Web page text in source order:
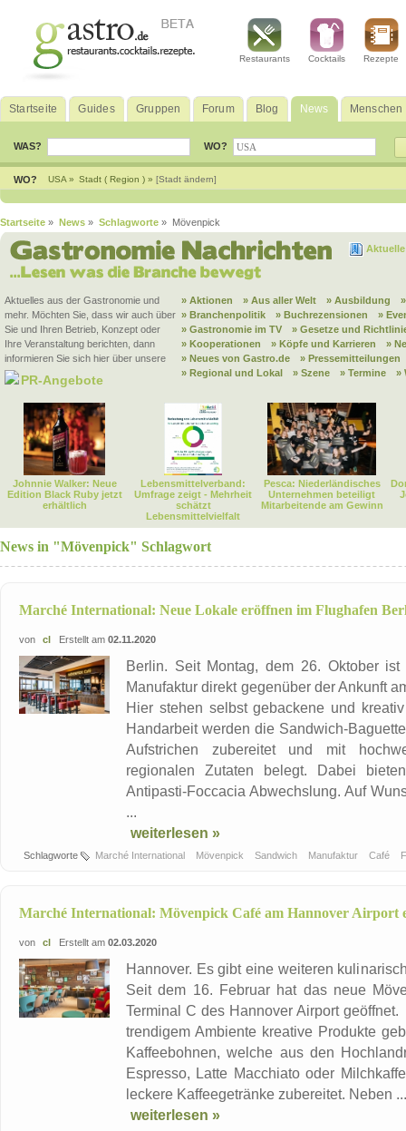
Restaurants Cocktails Rezepte
Startseite Guides Gruppen Forum Blog News Menschen
WAS? WO?
WO? USA » Stadt ( Region ) » [Stadt ändern]
Startseite » News » Schlagworte » Mövenpick
Aktuelles aus der Gastronomie und
mehr. Möchten Sie, dass wir auch über
Sie und Ihren Betrieb, Konzept oder
Ihre Veranstaltung berichten, dann
informieren Sie sich hier über unsere
PR-Angebote
» Aktionen » Aus aller Welt » Ausbildung
» Branchenpolitik
» Buchrezensionen
»
» Gastronomie im TV
» Gesetze und
» Kooperationen
» Köpfe und Karrieren
»
» Neues von Gastro.de
» Pressemitteilungen
» Regional und Lokal
» Szene » Termine »
Johnnie Walker: Neue
Edition Black Ruby jetzt
erhältlich
Lebensmittelverband:
Umfrage zeigt - Mehrheit
schätzt
Lebensmittelvielfalt
Pesca: Niederländisches
Unternehmen beteiligt
Mitarbeitende am Gewinn
News in "Mövenpick" Schlagwort
Marché International: Neue Lokale eröffnen im Flughafen
von cl Erstellt am 02.11.2020
Berlin. Seit Montag, dem 26. Oktober
Manufaktur direkt gegenüber der Ankunft
Hier stehen selbst gebackene und
Handarbeit werden die Sandwich-
Aufstrichen zubereitet und mit
regionalen Zutaten belegt. Dabei
Antipasti-Foccacia Abwechslung. Auf
...
weiterlesen »
Schlagworte Marché International Mövenpick Sandwich Manufaktur Café
Marché International: Mövenpick Café am Hannover Airport
von cl Erstellt am 02.03.2020
Hannover. Es gibt eine weiteren
Seit dem 16. Februar hat das neue
Terminal C des Hannover Airport
trendigem Ambiente kreative Produkte
Kaffeebohnen, welche aus den
Espresso, Latte Macchiato oder
leckere Kaffeegetränke zubereitet. Neben ...
weiterlesen »